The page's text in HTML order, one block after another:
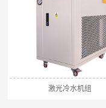
激光冷水机组